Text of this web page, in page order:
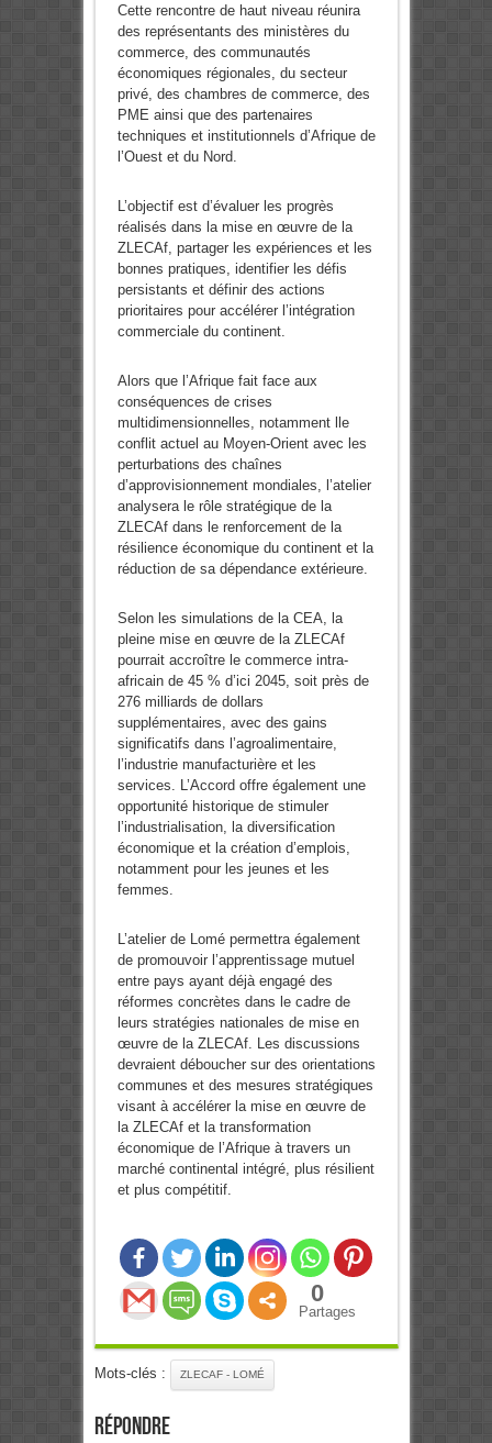
Cette rencontre de haut niveau réunira
des représentants des ministères du
commerce, des communautés
économiques régionales, du secteur
privé, des chambres de commerce, des
PME ainsi que des partenaires
techniques et institutionnels d’Afrique de
l’Ouest et du Nord.
L’objectif est d’évaluer les progrès
réalisés dans la mise en œuvre de la
ZLECAf, partager les expériences et les
bonnes pratiques, identifier les défis
persistants et définir des actions
prioritaires pour accélérer l’intégration
commerciale du continent.
Alors que l’Afrique fait face aux
conséquences de crises
multidimensionnelles, notamment lle
conflit actuel au Moyen-Orient avec les
perturbations des chaînes
d’approvisionnement mondiales, l’atelier
analysera le rôle stratégique de la
ZLECAf dans le renforcement de la
résilience économique du continent et la
réduction de sa dépendance extérieure.
Selon les simulations de la CEA, la
pleine mise en œuvre de la ZLECAf
pourrait accroître le commerce intra-
africain de 45 % d’ici 2045, soit près de
276 milliards de dollars
supplémentaires, avec des gains
significatifs dans l’agroalimentaire,
l’industrie manufacturière et les
services. L’Accord offre également une
opportunité historique de stimuler
l’industrialisation, la diversification
économique et la création d’emplois,
notamment pour les jeunes et les
femmes.
L’atelier de Lomé permettra également
de promouvoir l’apprentissage mutuel
entre pays ayant déjà engagé des
réformes concrètes dans le cadre de
leurs stratégies nationales de mise en
œuvre de la ZLECAf. Les discussions
devraient déboucher sur des orientations
communes et des mesures stratégiques
visant à accélérer la mise en œuvre de
la ZLECAf et la transformation
économique de l’Afrique à travers un
marché continental intégré, plus résilient
et plus compétitif.
0
Partages
Mots-clés : ZLECAF - LOMÉ
Répondre